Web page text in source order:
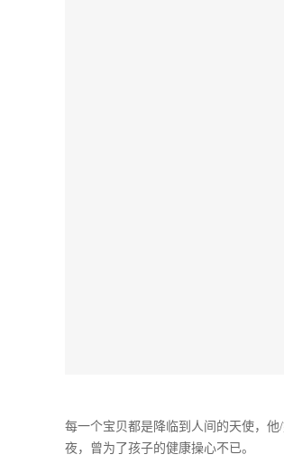
每一个宝贝都是降临到人间的天使，
夜，曾为了孩子的健康操心不已。